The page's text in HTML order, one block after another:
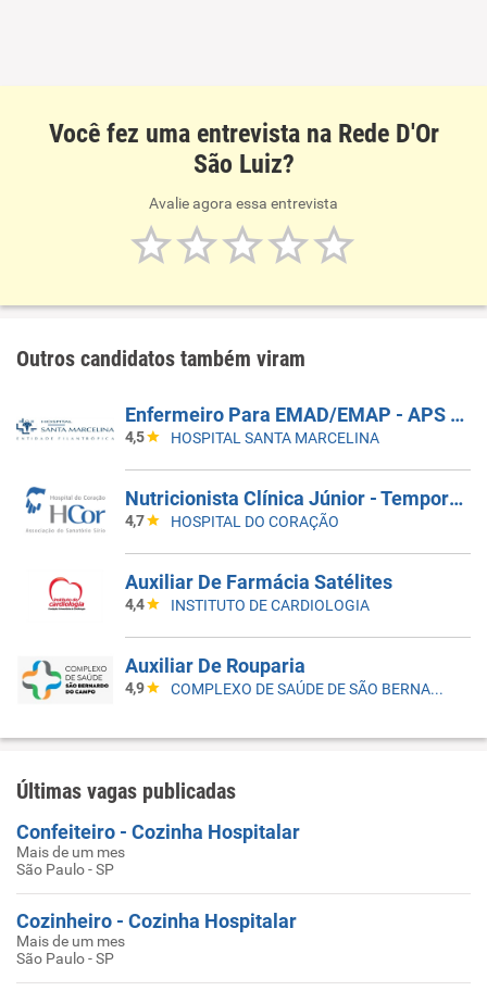
Você fez uma entrevista na Rede D'Or
São Luiz?
Avalie agora essa entrevista
Outros candidatos também viram
Enfermeiro Para EMAD/EMAP - APS Santa Marcelina - Edital 199/2026
4,5 HOSPITAL SANTA MARCELINA
Nutricionista Clínica Júnior - Temporário
4,7 HOSPITAL DO CORAÇÃO
Auxiliar De Farmácia Satélites
4,4 INSTITUTO DE CARDIOLOGIA
Auxiliar De Rouparia
4,9 COMPLEXO DE SAÚDE DE SÃO BERNARDO DO CAMPO
Últimas vagas publicadas
Confeiteiro - Cozinha Hospitalar
Mais de um mes
São Paulo - SP
Cozinheiro - Cozinha Hospitalar
Mais de um mes
São Paulo - SP